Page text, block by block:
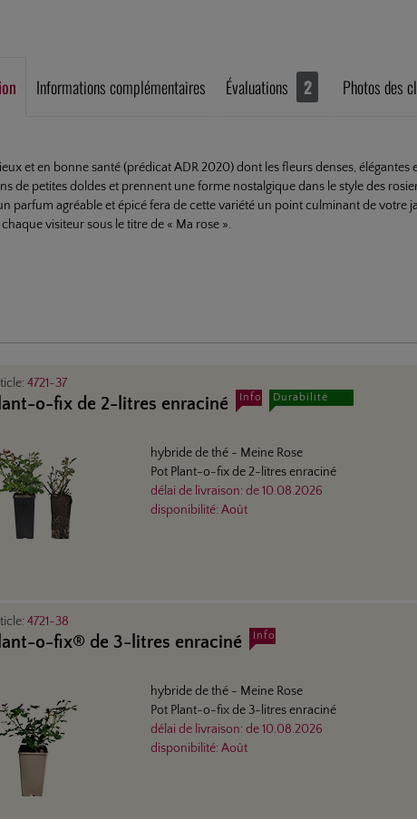
Informations complémentaires Évaluations 2 Photos des
et en bonne santé (prédicat ADR 2020) dont les fleurs denses, élégantes
de petites doldes et prennent une forme nostalgique dans le style des
parfum agréable et épicé fera de cette variété un point culminant de votre
visiteur sous le titre de « Ma rose ».
4721-37
o-fix de 2-litres enraciné Info Durabilité
hybride de thé - Meine Rose
Pot Plant-o-fix de 2-litres enraciné
délai de livraison:de10.08.2026
disponibilité: Août
4721-38
o-fix® de 3-litres enraciné Info
hybride de thé - Meine Rose
Pot Plant-o-fix de 3-litres enraciné
délai de livraison:de10.08.2026
disponibilité: Août